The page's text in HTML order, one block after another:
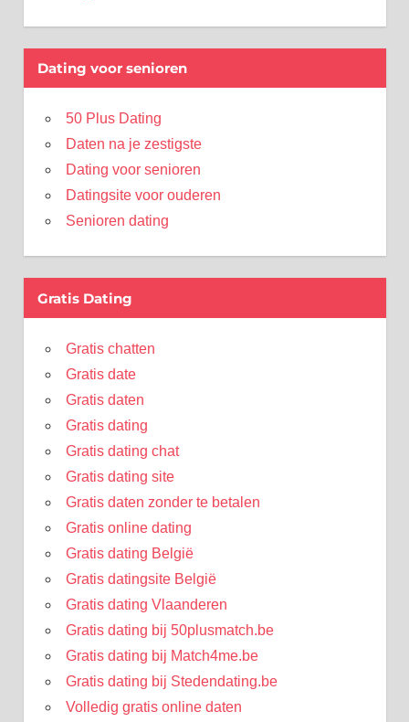
Dating voor senioren
50 Plus Dating
Daten na je zestigste
Dating voor senioren
Datingsite voor ouderen
Senioren dating
Gratis Dating
Gratis chatten
Gratis date
Gratis daten
Gratis dating
Gratis dating chat
Gratis dating site
Gratis daten zonder te betalen
Gratis online dating
Gratis dating België
Gratis datingsite België
Gratis dating Vlaanderen
Gratis dating bij 50plusmatch.be
Gratis dating bij Match4me.be
Gratis dating bij Stedendating.be
Volledig gratis online daten